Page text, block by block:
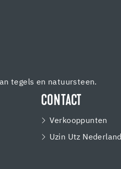
tegels en natuursteen.
CONTACT
Verkooppunten
Uzin Utz Nederland